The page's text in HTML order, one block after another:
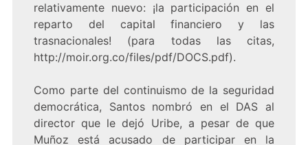
relativamente nuevo: ¡la participación en el
reparto del capital financiero y las
trasnacionales! (para todas las citas,
http://moir.org.co/files/pdf/DOCS.pdf).
Como parte del continuismo de la seguridad
democrática, Santos nombró en el DAS al
director que le dejó Uribe, a pesar de que
Muñoz está acusado de participar en la